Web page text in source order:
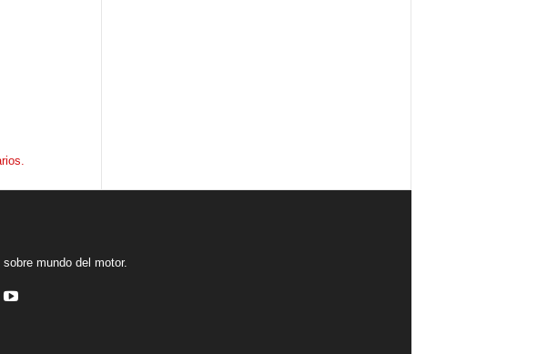
mundo del motor.